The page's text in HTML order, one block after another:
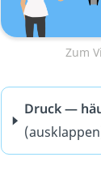
Zum
Druck —